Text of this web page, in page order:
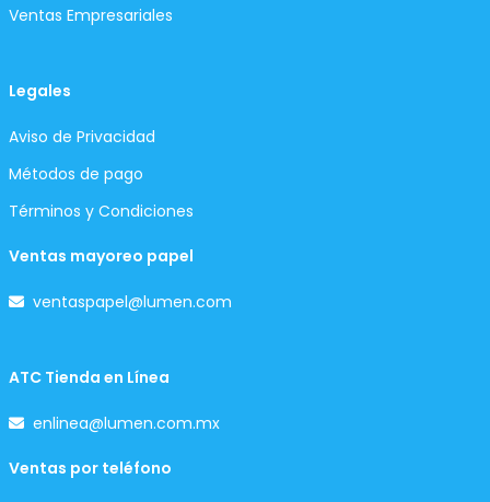
Ventas Empresariales
Legales
Aviso de Privacidad
Métodos de pago
Términos y Condiciones
Ventas mayoreo papel
ventaspapel@lumen.com
ATC Tienda en Línea
enlinea@lumen.com.mx
Ventas por teléfono